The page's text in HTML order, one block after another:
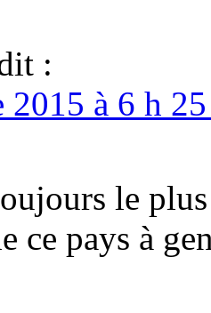
:
2015 à 6 h
le
ce pays à